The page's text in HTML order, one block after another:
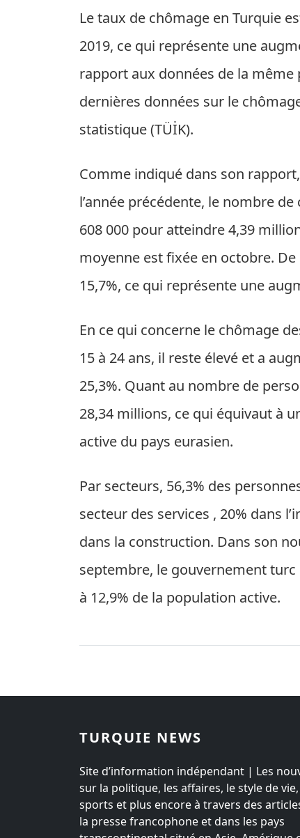
Le taux de chômage en Turquie
2019, ce qui représente une
rapport aux données de la même
dernières données sur le
statistique (TÜİK).
Comme indiqué dans son
l’année précédente, le nombre
608 000 pour atteindre 4,39
moyenne est fixée en octobre.
15,7%, ce qui représente une
En ce qui concerne le chômage
15 à 24 ans, il reste élevé et a
25,3%. Quant au nombre de
28,34 millions, ce qui équivaut à
active du pays eurasien.
Par secteurs, 56,3% des
secteur des services , 20% dans
dans la construction. Dans son
septembre, le gouvernement
à 12,9% de la population active.
TURQUIE NEWS
Site d’information indépendant | Les
sur la politique, les affaires, le style de
sports et plus encore à travers des
la presse francophone et dans les pays